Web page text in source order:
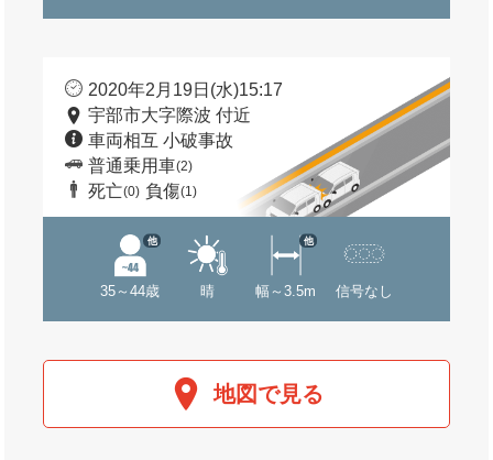
2020年2月19日(水)15:17
宇部市大字際波 付近
車両相互 小破事故
普通乗用車(2)
死亡(0) 負傷(1)
35～44歳
他
晴 幅～3.5m
他
信号なし
地図で見る